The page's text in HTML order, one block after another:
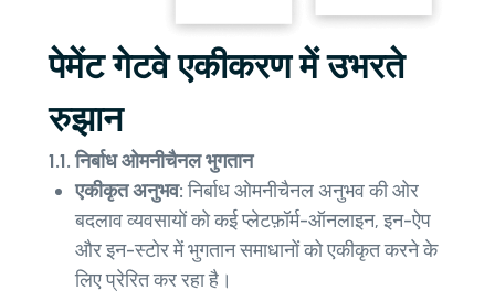
पेमेंट गेटवे एकीकरण में उभरते
रुझान
1.1. निर्बाध ओमनीचैनल भुगतान
एकीकृत अनुभव:निर्बाध ओमनीचैनल अनुभव की ओर
बदलाव व्यवसायों को कई प्लेटफ़ॉर्म-ऑनलाइन, इन-ऐप
और इन-स्टोर में भुगतान समाधानों को एकीकृत करने के
लिए प्रेरित कर रहा है।